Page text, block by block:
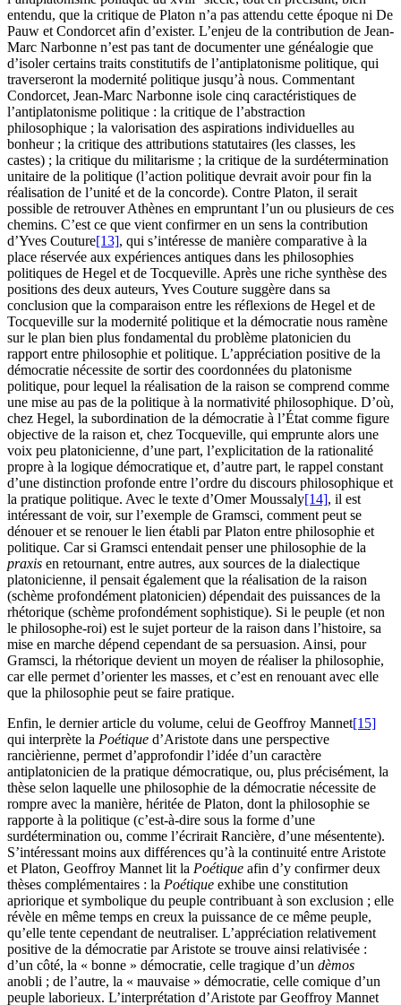
entendu, que la critique de Platon n’a pas attendu cette époque ni De
Pauw et Condorcet afin d’exister. L’enjeu de la contribution de Jean-
Marc Narbonne n’est pas tant de documenter une généalogie que
d’isoler certains traits constitutifs de l’antiplatonisme politique, qui
traverseront la modernité politique jusqu’à nous. Commentant
Condorcet, Jean-Marc Narbonne isole cinq caractéristiques de
l’antiplatonisme politique : la critique de l’abstraction
philosophique ; la valorisation des aspirations individuelles au
bonheur ; la critique des attributions statutaires (les classes, les
castes) ; la critique du militarisme ; la critique de la surdétermination
unitaire de la politique (l’action politique devrait avoir pour fin la
réalisation de l’unité et de la concorde). Contre Platon, il serait
possible de retrouver Athènes en empruntant l’un ou plusieurs de ces
chemins. C’est ce que vient confirmer en un sens la contribution
d’Yves Couture[13], qui s’intéresse de manière comparative à la
place réservée aux expériences antiques dans les philosophies
politiques de Hegel et de Tocqueville. Après une riche synthèse des
positions des deux auteurs, Yves Couture suggère dans sa
conclusion que la comparaison entre les réflexions de Hegel et de
Tocqueville sur la modernité politique et la démocratie nous ramène
sur le plan bien plus fondamental du problème platonicien du
rapport entre philosophie et politique. L’appréciation positive de la
démocratie nécessite de sortir des coordonnées du platonisme
politique, pour lequel la réalisation de la raison se comprend comme
une mise au pas de la politique à la normativité philosophique. D’où,
chez Hegel, la subordination de la démocratie à l’État comme figure
objective de la raison et, chez Tocqueville, qui emprunte alors une
voix peu platonicienne, d’une part, l’explicitation de la rationalité
propre à la logique démocratique et, d’autre part, le rappel constant
d’une distinction profonde entre l’ordre du discours philosophique et
la pratique politique. Avec le texte d’Omer Moussaly[14], il est
intéressant de voir, sur l’exemple de Gramsci, comment peut se
dénouer et se renouer le lien établi par Platon entre philosophie et
politique. Car si Gramsci entendait penser une philosophie de la
praxis en retournant, entre autres, aux sources de la dialectique
platonicienne, il pensait également que la réalisation de la raison
(schème profondément platonicien) dépendait des puissances de la
rhétorique (schème profondément sophistique). Si le peuple (et non
le philosophe-roi) est le sujet porteur de la raison dans l’histoire, sa
mise en marche dépend cependant de sa persuasion. Ainsi, pour
Gramsci, la rhétorique devient un moyen de réaliser la philosophie,
car elle permet d’orienter les masses, et c’est en renouant avec elle
que la philosophie peut se faire pratique.
Enfin, le dernier article du volume, celui de Geoffroy Mannet[15]
qui interprète la Poétique d’Aristote dans une perspective
rancièrienne, permet d’approfondir l’idée d’un caractère
antiplatonicien de la pratique démocratique, ou, plus précisément, la
thèse selon laquelle une philosophie de la démocratie nécessite de
rompre avec la manière, héritée de Platon, dont la philosophie se
rapporte à la politique (c’est-à-dire sous la forme d’une
surdétermination ou, comme l’écrirait Rancière, d’une mésentente).
S’intéressant moins aux différences qu’à la continuité entre Aristote
et Platon, Geoffroy Mannet lit la Poétique afin d’y confirmer deux
thèses complémentaires : la Poétique exhibe une constitution
apriorique et symbolique du peuple contribuant à son exclusion ; elle
révèle en même temps en creux la puissance de ce même peuple,
qu’elle tente cependant de neutraliser. L’appréciation relativement
positive de la démocratie par Aristote se trouve ainsi relativisée :
d’un côté, la « bonne » démocratie, celle tragique d’un dèmos
anobli ; de l’autre, la « mauvaise » démocratie, celle comique d’un
peuple laborieux. L’interprétation d’Aristote par Geoffroy Mannet